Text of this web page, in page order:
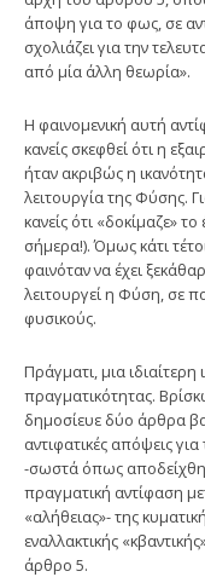
άποψη για το φως, σε
σχολιάζει για την
από μία άλλη θεωρία».
H φαινομενική αυτή
κανείς σκεφθεί ότι η
ήταν ακριβώς η
λειτουργία της Φύσης.
κανείς ότι «δοκίμαζε»
σήμερα!). Όμως κάτι
φαινόταν να έχει
λειτουργεί η Φύση, σε
φυσικούς.
Πράγματι, μια
πραγματικότητας.
δημοσίευε δύο άρθρα
αντιφατικές απόψεις
-σωστά όπως
πραγματική αντίφαση
«αλήθειας»- της
εναλλακτικής
άρθρο 5.